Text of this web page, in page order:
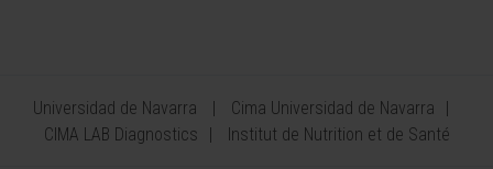
Universidad de Navarra
Cima Universidad de Navarra
CIMA LAB Diagnostics
Institut de Nutrition et de Santé